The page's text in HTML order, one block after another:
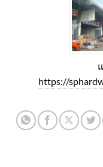
https://